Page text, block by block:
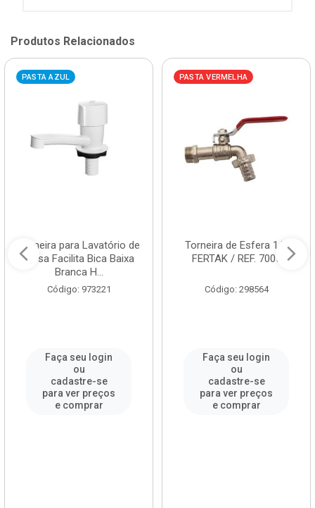
Produtos Relacionados
PASTA AZUL
Torneira para Lavatório de
Mesa Facilita Bica Baixa
Branca H...
Código: 973221
Faça seu login
ou
cadastre-se
para ver preços
e comprar
PASTA VERMELHA
Torneira de Esfera 1/2
FERTAK / REF. 7005
Código: 298564
Faça seu login
ou
cadastre-se
para ver preços
e comprar